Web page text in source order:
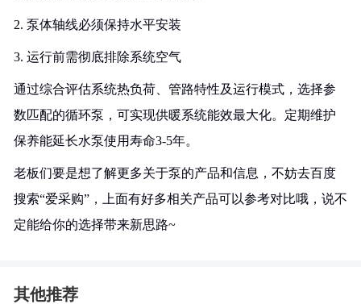
2. 泵体轴线必须保持水平安装
3. 运行前需彻底排除系统空气
通过综合评估系统热负荷、管路特性及运行模式，选择参
数匹配的循环泵，可实现供暖系统能效最大化。定期维护
保养能延长水泵使用寿命3-5年。
老板们要是想了解更多关于泵的产品和信息，不妨去百度
搜索“爱采购”，上面有好多相关产品可以参考对比哦，说不
定能给你的选择带来新思路~
其他推荐